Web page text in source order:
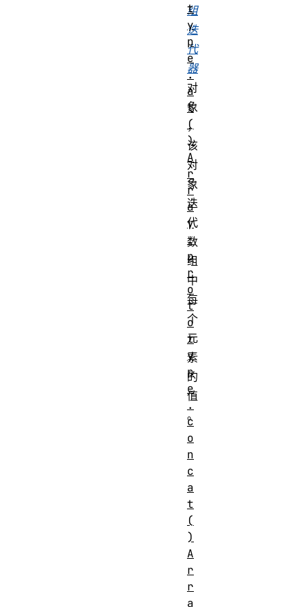
组
迭
代
器
对
象
，
该
对
象
迭
代
数
组
中
每
个
元
素
的
值
。
t
y
p
e
.
a
t
(
)
A
r
r
a
y
.
p
r
o
t
o
t
y
p
e
.
c
o
n
c
a
t
(
)
A
r
r
a